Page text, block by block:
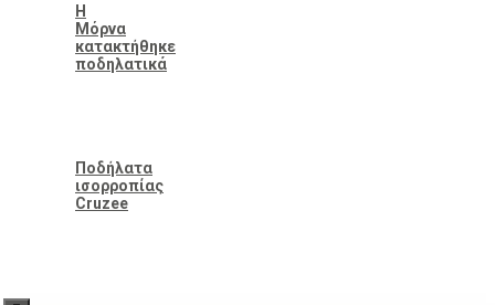
Η
Μόρνα
κατακτήθηκε
ποδηλατικά
Ποδήλατα
ισορροπίας
Cruzee